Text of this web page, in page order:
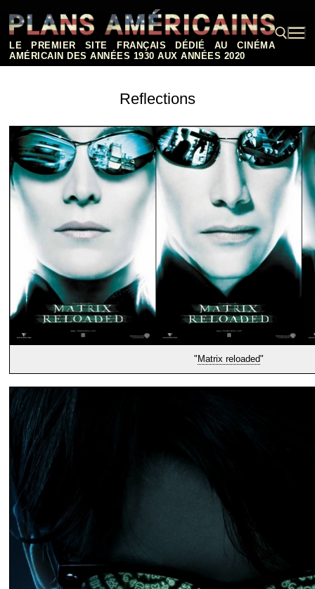
contenu
LE PREMIER SITE FRANÇAIS DÉDIÉ AU CINÉMA
AMÉRICAIN DES ANNÉES 1930 AUX ANNÉES 2020
Reflections
" Matrix reloaded"